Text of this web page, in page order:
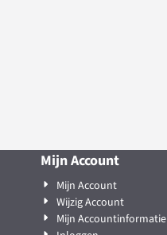
Mijn Account
Mijn Account
Wijzig Account
Mijn Accountinformatie